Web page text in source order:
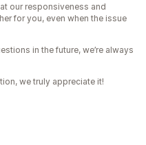
our responsiveness and
for you, even when the issue
in the future, we’re always
we truly appreciate it!